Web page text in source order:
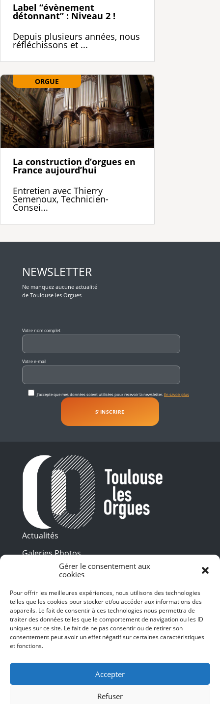
Gérer le consentement aux
cookies
Pour offrir les meilleures expériences, nous utilisons des technologies
telles que les cookies pour stocker et/ou accéder aux informations des
appareils. Le fait de consentir à ces technologies nous permettra de
traiter des données telles que le comportement de navigation ou les ID
uniques sur ce site. Le fait de ne pas consentir ou de retirer son
consentement peut avoir un effet négatif sur certaines caractéristiques
et fonctions.
Accepter
Refuser
Label “évènement
détonnant” : Niveau 2 !
Depuis plusieurs années, nous
réfléchissons et ...
ORGUE
La construction d’orgues en
France aujourd’hui
Entretien avec Thierry
Semenoux, Technicien-
Consei...
NEWSLETTER
Ne manquez aucune actualité
de Toulouse les Orgues
Votre nom complet
Votre e-mail
J'accepte que mes données soient utilisées pour recevoir la newsletter.En savoir plus
Actualités
Galeries Photos
Vidéothèque
Presse
Billetterie
Recrutement
Mentions légales
Politique de confidentialité
SUIVEZ-NOUS